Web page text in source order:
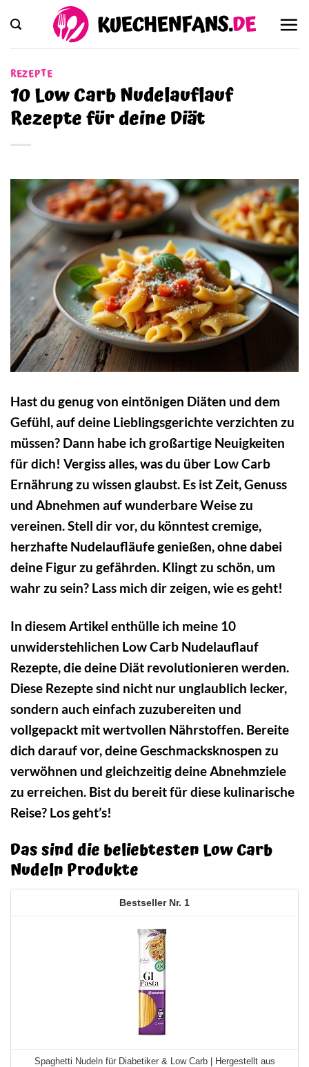
Inhalt
springen
REZEPTE
10 Low Carb Nudelauflauf
Rezepte für deine Diät
Hast du genug von eintönigen Diäten und dem
Gefühl, auf deine Lieblingsgerichte verzichten zu
müssen? Dann habe ich großartige Neuigkeiten
für dich! Vergiss alles, was du über Low Carb
Ernährung zu wissen glaubst. Es ist Zeit, Genuss
und Abnehmen auf wunderbare Weise zu
vereinen. Stell dir vor, du könntest cremige,
herzhafte Nudelaufläufe genießen, ohne dabei
deine Figur zu gefährden. Klingt zu schön, um
wahr zu sein? Lass mich dir zeigen, wie es geht!
In diesem Artikel enthülle ich meine 10
unwiderstehlichen Low Carb Nudelauflauf
Rezepte, die deine Diät revolutionieren werden.
Diese Rezepte sind nicht nur unglaublich lecker,
sondern auch einfach zuzubereiten und
vollgepackt mit wertvollen Nährstoffen. Bereite
dich darauf vor, deine Geschmacksknospen zu
verwöhnen und gleichzeitig deine Abnehmziele
zu erreichen. Bist du bereit für diese kulinarische
Reise? Los geht’s!
Das sind die beliebtesten Low Carb
Nudeln Produkte
1
Spaghetti Nudeln für Diabetiker & Low Carb | Hergestellt aus